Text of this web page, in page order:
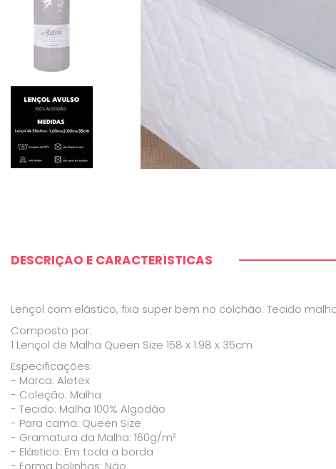
DESCRIÇÃO E CARACTERÍSTICAS
Lençol com elástico, fixa super bem no colchão. Tecido
Composto por:
1 Lençol de Malha Queen Size 158 x 1.98 x 35cm
Especificações:
- Marca: Aletex
- Coleção: Malha
- Tecido: Malha 100% Algodão
- Para cama: Queen Size
- Gramatura da Malha: 160g/m²
- Elástico: Em toda a borda
- Forma bolinhas: Não